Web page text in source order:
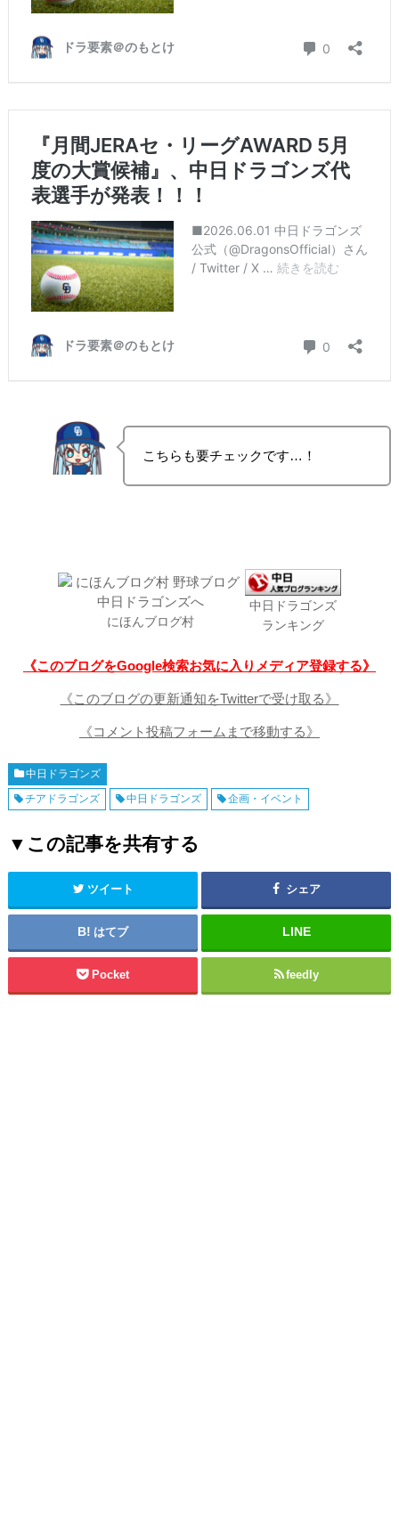
こちらも要チェックです…！
にほんブログ村
中日ドラゴンズ
ランキング
《このブログをGoogle検索お気に入りメディア登録する》
《このブログの更新通知をTwitterで受け取る》
《コメント投稿フォームまで移動する》
中日ドラゴンズ
チアドラゴンズ
中日ドラゴンズ 企画・イベント
▼この記事を共有する
ツイート シェア
はてブ
Pocket feedly